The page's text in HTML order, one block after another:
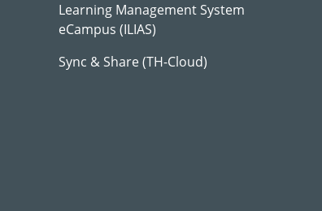
Learning Management System
eCampus (ILIAS)
Sync & Share (TH-Cloud)